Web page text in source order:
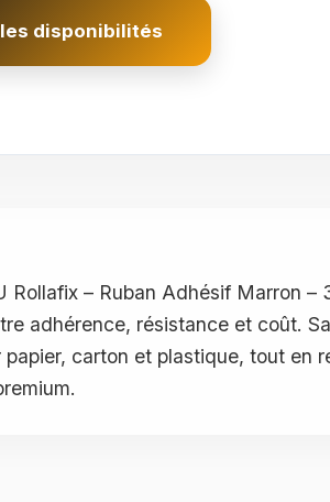
disponibilités
Rollafix – Ruban Adhésif Marron –
adhérence, résistance et coût.
carton et plastique, tout en